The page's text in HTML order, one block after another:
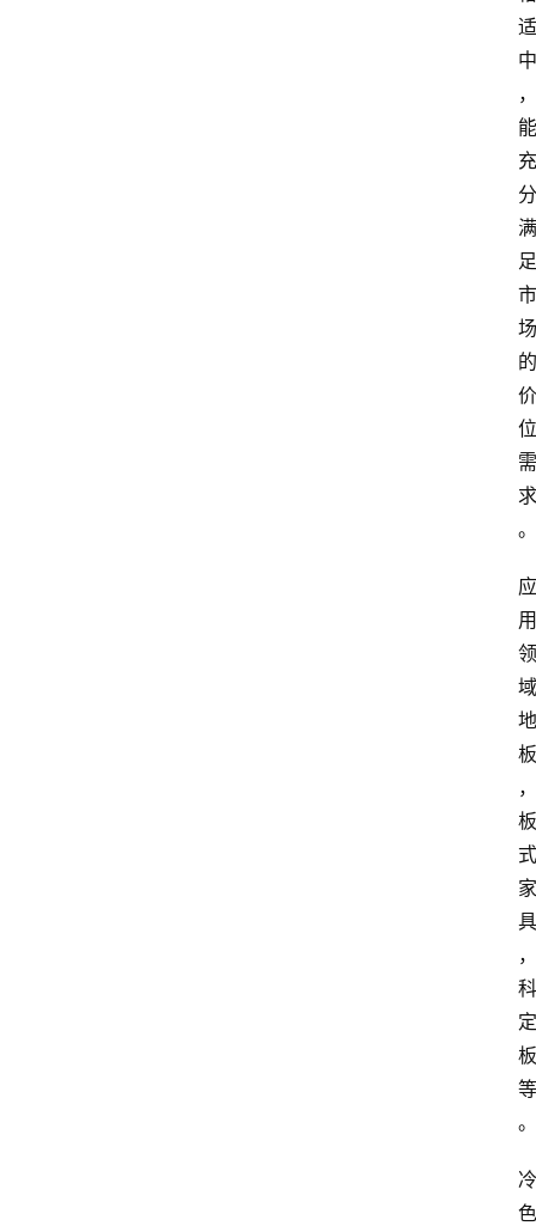
适
中
，
能
充
分
满
足
市
场
的
价
位
需
求
。
应
用
领
域
地
板
，
板
式
家
具
，
科
定
板
等
。
冷
色